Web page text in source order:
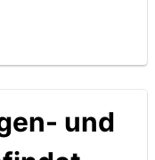
und